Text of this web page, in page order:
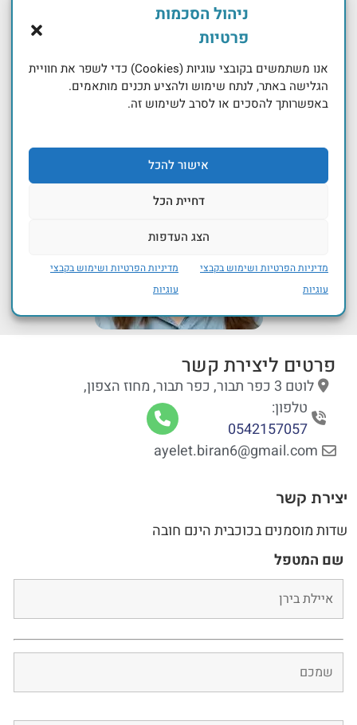
ניהול הסכמות
פרטיות
אנו משתמשים בקובצי עוגיות (Cookies) כדי לשפר את חוויית
הגלישה באתר, לנתח שימוש ולהציע תכנים מותאמים.
באפשרותך להסכים או לסרב לשימוש זה.
אישור להכל
דחיית הכל
הצג העדפות
מדיניות הפרטיות ושימוש בקבצי
עוגיות
מדיניות הפרטיות ושימוש בקבצי
עוגיות
פרטים ליצירת קשר
לוטם 3 כפר תבור, כפר תבור, מחוז הצפון,
טלפון:
0542157057
ayelet.biran6@gmail.com
יצירת קשר
שדות מוסמנים בכוכבית הינם חובה
שם המטפל